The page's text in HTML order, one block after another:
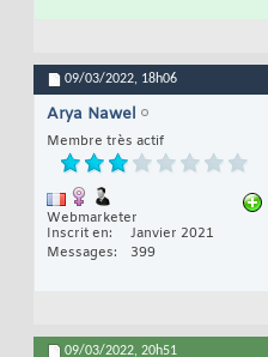
09/03/2022, 18h06
Arya Nawel
Membre très actif
Webmarketer
Inscrit en
Janvier 2021
Messages
399
09/03/2022, 20h51